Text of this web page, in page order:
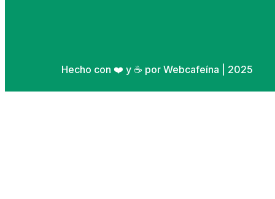
Hecho con ❤️ y ☕ por Webcafeína | 2025